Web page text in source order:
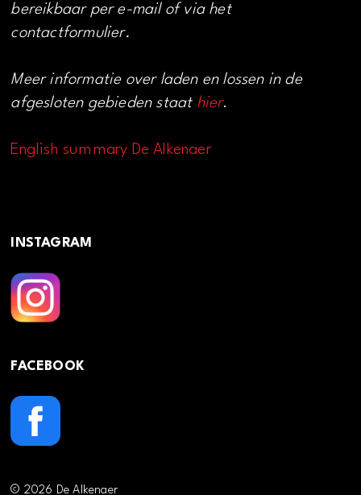
bereikbaar per e-mail of via het
contactformulier.
Meer informatie over laden en lossen in de
afgesloten gebieden staat hier.
English summary De Alkenaer
INSTAGRAM
FACEBOOK
© 2026 De Alkenaer